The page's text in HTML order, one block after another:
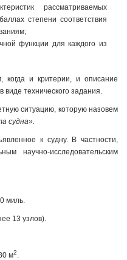
рассматриваемых
степени соответствия
функции для каждого из
и критерии, и описание
технического задания.
ситуацию, которую назовем
судна».
к судну. В частности,
научно-ис­следовательским
миль.
13 узлов).
м2.